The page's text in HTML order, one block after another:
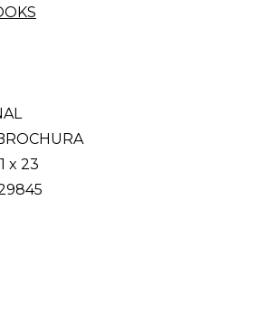
x 23